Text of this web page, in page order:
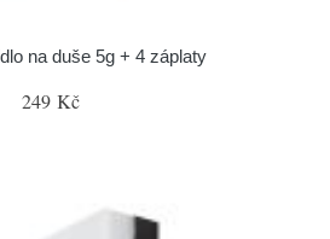
na duše 5g + 4 záplaty
249 Kč